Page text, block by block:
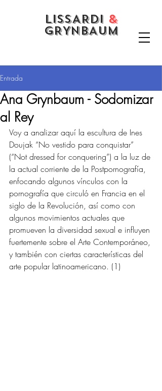
LISSARDI &
GRYNBAUM
Entrada
Ana Grynbaum - Sodomizar
al Rey
Voy a analizar aquí la escultura de Ines
Doujak “No vestido para conquistar”
(“Not dressed for conquering”) a la luz de
la actual corriente de la Postpornografía,
enfocando algunos vínculos con la
pornografía que circuló en Francia en el
siglo de la Revolución, así como con
algunos movimientos actuales que
promueven la diversidad sexual e influyen
fuertemente sobre el Arte Contemporáneo,
y también con ciertas características del
arte popular latinoamericano. (1)